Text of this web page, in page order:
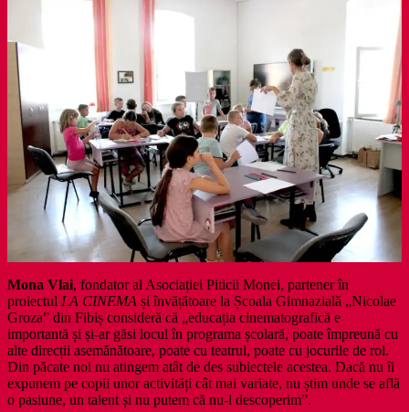
Mona Vlai, fondator al Asociației Piticii Monei, partener în
proiectul LA CINEMA și învățătoare la Școala Gimnazială „Nicolae
Groza” din Fibiș consideră că „educația cinematografică e
importantă și și-ar găsi locul în programa școlară, poate împreună cu
alte direcții asemănătoare, poate cu teatrul, poate cu jocurile de rol.
Din păcate noi nu atingem atât de des subiectele acestea. Dacă nu îi
expunem pe copii unor activități cât mai variate, nu știm unde se află
o pasiune, un talent și nu putem că nu-l descoperim”.